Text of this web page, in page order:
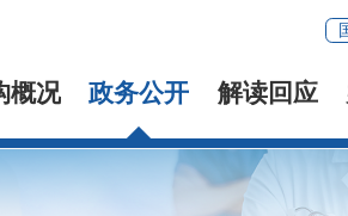
概况 政务公开 解读回应